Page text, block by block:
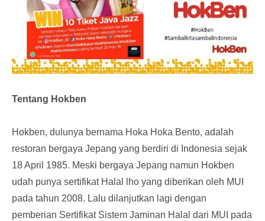
Tentang Hokben
Hokben, dulunya bernama Hoka Hoka Bento, adalah
restoran bergaya Jepang yang berdiri di Indonesia sejak
18 April 1985. Meski bergaya Jepang namun Hokben
udah punya sertifikat Halal lho yang diberikan oleh MUI
pada tahun 2008. Lalu dilanjutkan lagi dengan
pemberian Sertifikat Sistem Jaminan Halal dari MUI pada